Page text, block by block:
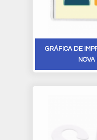
GRÁFICA DE